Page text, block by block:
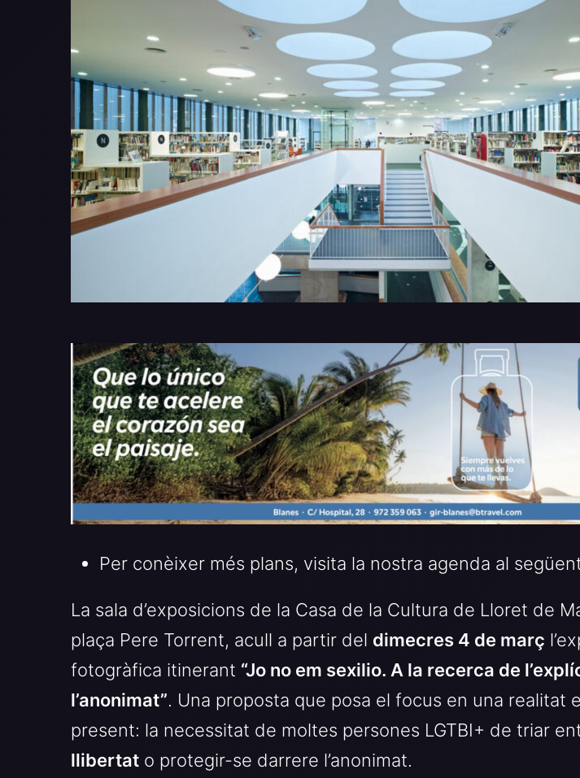
Per conèixer més plans, visita la nostra agenda al
La sala d’exposicions de la Casa de la Cultura de Lloret de
plaça Pere Torrent, acull a partir del dimecres 4 de març
fotogràfica itinerant “Jo no em sexilio. A la recerca de
l’anonimat”. Una proposta que posa el focus en una realitat
present: la necessitat de moltes persones LGTBI+ de triar
llibertat o protegir-se darrere l’anonimat.